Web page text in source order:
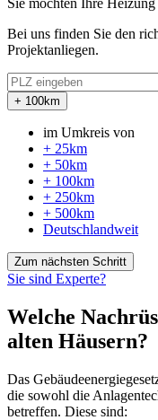
Bei uns finden Sie den
Projektanliegen.
+ 100km
im Umkreis von
+ 25km
+ 50km
+ 100km
+ 250km
+ 500km
Deutschlandweit
Zum nächsten Schritt
Sie sind Experte?
Welche
alten Häusern?
Das
die sowohl die
betreffen. Diese sind: